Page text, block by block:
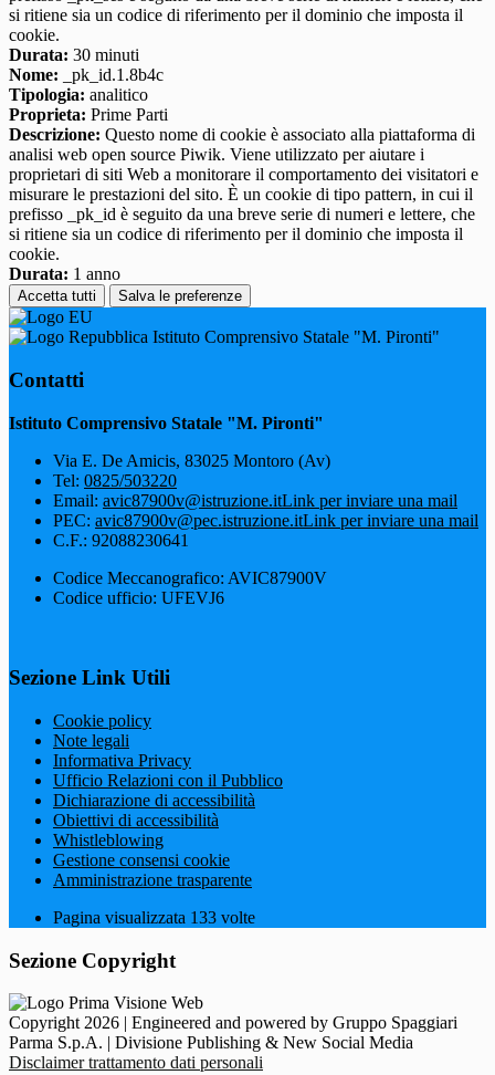
si ritiene sia un codice di riferimento per il dominio che imposta il
cookie.
Durata: 30 minuti
Nome: _pk_id.1.8b4c
Tipologia: analitico
Proprieta: Prime Parti
Descrizione: Questo nome di cookie è associato alla piattaforma di
analisi web open source Piwik. Viene utilizzato per aiutare i
proprietari di siti Web a monitorare il comportamento dei visitatori e
misurare le prestazioni del sito. È un cookie di tipo pattern, in cui il
prefisso _pk_id è seguito da una breve serie di numeri e lettere, che
si ritiene sia un codice di riferimento per il dominio che imposta il
cookie.
Durata: 1 anno
Accetta tutti Salva le preferenze
Istituto Comprensivo Statale "M. Pironti"
Contatti
Istituto Comprensivo Statale "M. Pironti"
Via E. De Amicis, 83025 Montoro (Av)
Tel: 0825/503220
Email: avic87900v@istruzione.itLink per inviare una mail
PEC: avic87900v@pec.istruzione.itLink per inviare una mail
C.F.: 92088230641
Codice Meccanografico: AVIC87900V
Codice ufficio: UFEVJ6
Sezione Link Utili
Cookie policy
Note legali
Informativa Privacy
Ufficio Relazioni con il Pubblico
Dichiarazione di accessibilità
Obiettivi di accessibilità
Whistleblowing
Gestione consensi cookie
Amministrazione trasparente
Pagina visualizzata 133 volte
Sezione Copyright
Copyright 2026 | Engineered and powered by Gruppo Spaggiari
Parma S.p.A. | Divisione Publishing & New Social Media
Disclaimer trattamento dati personali